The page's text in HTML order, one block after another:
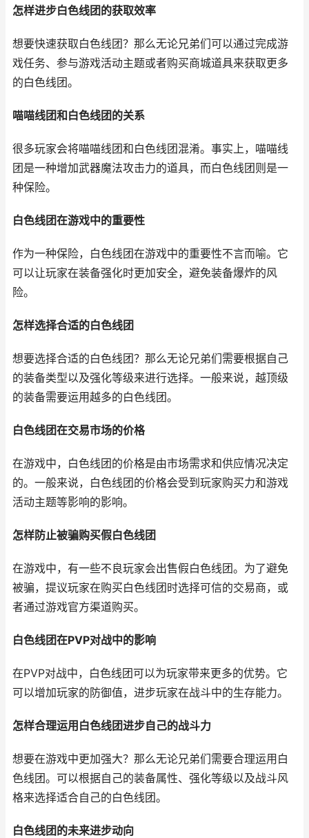
怎样进步白色线团的获取效率
想要快速获取白色线团？那么无论兄弟们可以通过完成游
戏任务、参与游戏活动主题或者购买商城道具来获取更多
的白色线团。
喵喵线团和白色线团的关系
很多玩家会将喵喵线团和白色线团混淆。事实上，喵喵线
团是一种增加武器魔法攻击力的道具，而白色线团则是一
种保险。
白色线团在游戏中的重要性
作为一种保险，白色线团在游戏中的重要性不言而喻。它
可以让玩家在装备强化时更加安全，避免装备爆炸的风
险。
怎样选择合适的白色线团
想要选择合适的白色线团？那么无论兄弟们需要根据自己
的装备类型以及强化等级来进行选择。一般来说，越顶级
的装备需要运用越多的白色线团。
白色线团在交易市场的价格
在游戏中，白色线团的价格是由市场需求和供应情况决定
的。一般来说，白色线团的价格会受到玩家购买力和游戏
活动主题等影响的影响。
怎样防止被骗购买假白色线团
在游戏中，有一些不良玩家会出售假白色线团。为了避免
被骗，提议玩家在购买白色线团时选择可信的交易商，或
者通过游戏官方渠道购买。
白色线团在PVP对战中的影响
在PVP对战中，白色线团可以为玩家带来更多的优势。它
可以增加玩家的防御值，进步玩家在战斗中的生存能力。
怎样合理运用白色线团进步自己的战斗力
想要在游戏中更加强大？那么无论兄弟们需要合理运用白
色线团。可以根据自己的装备属性、强化等级以及战斗风
格来选择适合自己的白色线团。
白色线团的未来进步动向